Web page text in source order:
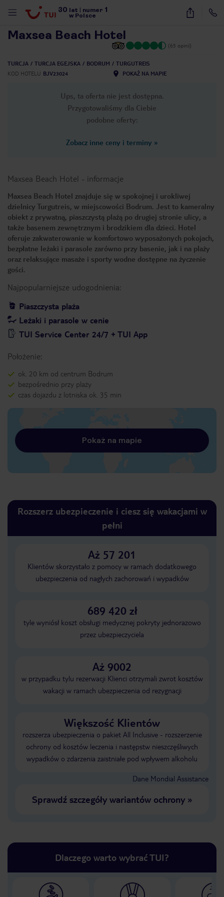
30 lat numer 1
w Polsce
11
Maxsea Beach Hotel
(65 opinii)
TURCJA TURCJA EGEJSKA BODRUM
TURGUTREIS
KOD HOTELU BJV23024 POKAŻ NA MAPIE
Ups, ta oferta nie jest dostępna.
Przygotowaliśmy dla Ciebie
podobne oferty:
Zobacz inne ceny i terminy »
Maxsea Beach Hotel - informacje
Maxsea Beach Hotel znajduje się w spokojnej i urokliwej
dzielnicy Turgutreis, w miejscowości Bodrum. Jest to kameralny
obiekt z prywatną, piaszczystą plażą po drugiej stronie ulicy, a
także basenem zewnętrznym i brodzikiem dla dzieci. Hotel
oferuje zakwaterowanie w komfortowo wyposażonych pokojach,
bezpłatne leżaki i parasole zarówno przy basenie, jak i na plaży
oraz relaksujące masaże i sporty wodne dostępne na życzenie
gości.
Najpopularniejsze udogodnienia:
Piaszczysta plaża
Leżaki i parasole w cenie
TUI Service Center 24/7 + TUI App
Położenie:
ok. 20 km od centrum Bodrum
bezpośrednio przy plaży
czas dojazdu z lotniska ok. 35 min
Pokaż na mapie
Rozszerz ubezpieczenie i ciesz się wakacjami w
pełni
Aż 57 201
Klientów skorzystało z pomocy w ramach dodatkowego
ubezpieczenia od nagłych zachorowań i wypadków
689 420 zł
tyle wyniósł koszt obsługi medycznej pokryty jednorazowo
przez ubezpieczyciela
Aż 9002
w przypadku tylu rezerwacji Klienci otrzymali zwrot kosztów
wakacji w ramach ubezpieczenia od rezygnacji
Większość Klientów
rozszerza ubezpieczenia o pakiet All Inclusive - rozszerzenie
ochrony od kosztów leczenia i następstw nieszczęśliwych
wypadków o zdarzenia zaistniałe pod wpływem alkoholu
Dane Mondial Assistance
Sprawdź szczegóły wariantów ochrony»
Dlaczego warto wybrać TUI?